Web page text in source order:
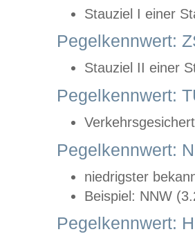
Stauziel I einer
Pegelkennwert:
Stauziel II einer
Pegelkennwert:
Pegelkennwert:
niedrigster
Beispiel: NNW
Pegelkennwert: